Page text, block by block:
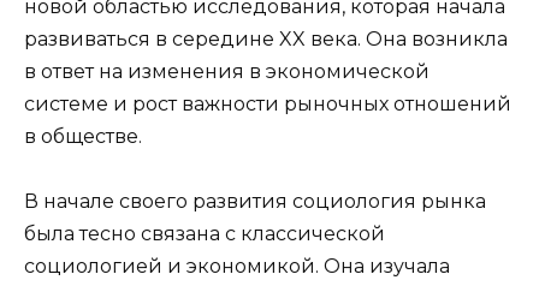
новой областью исследования, которая начала
развиваться в середине XX века. Она возникла
в ответ на изменения в экономической
системе и рост важности рыночных отношений
в обществе.
В начале своего развития социология рынка
была тесно связана с классической
социологией и экономикой. Она изучала